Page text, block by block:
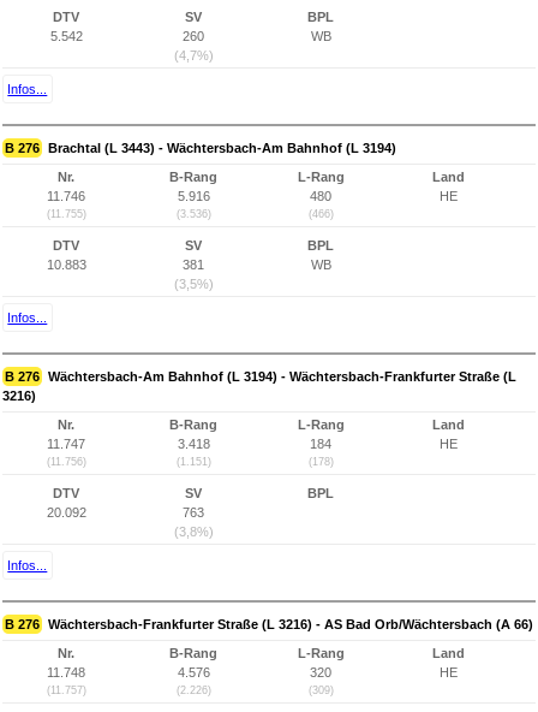
DTV
5.542
SV
260
(4,7%)
BPL
WB
Infos...
B 276 Brachtal (L 3443) - Wächtersbach-Am Bahnhof (L 3194)
Nr.
11.746
(11.755)
B-Rang
5.916
(3.536)
L-Rang
480
(466)
Land
HE
DTV
10.883
SV
381
(3,5%)
BPL
WB
Infos...
B 276 Wächtersbach-Am Bahnhof (L 3194) - Wächtersbach-Frankfurter Straße (L
3216)
Nr.
11.747
(11.756)
B-Rang
3.418
(1.151)
L-Rang
184
(178)
Land
HE
DTV
20.092
SV
763
(3,8%)
BPL
Infos...
B 276 Wächtersbach-Frankfurter Straße (L 3216) - AS Bad Orb/Wächtersbach (A 66)
Nr.
11.748
(11.757)
B-Rang
4.576
(2.226)
L-Rang
320
(309)
Land
HE